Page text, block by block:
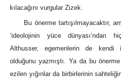
kılacağını vurgular Zizek.
Bu önerme tartışılmayacaktır,
‘ideolojinin yüce dünyası’ndan
Althusser, egemenlerin de kendi
olduğunu yazmıştı. Ya da bu
ezilen yığınlar da birbirlerinin